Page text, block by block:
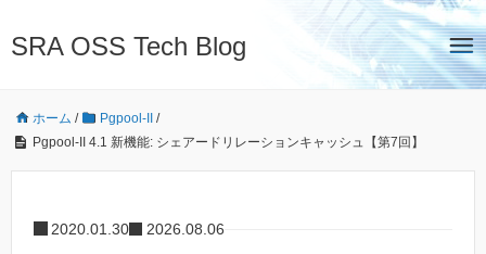
SRA OSS Tech Blog
ホーム / Pgpool-II
/
Pgpool-II 4.1 新機能: シェアードリレーションキャッシュ【第7回】
2020.01.30 2026.08.06